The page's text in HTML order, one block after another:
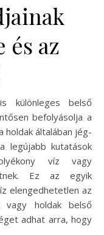
és az
különleges belső
befolyásolja a
holdak általában jég-
legújabb kutatások
víz vagy
Ez az egyik
elengedhetetlen az
vagy holdak belső
adhat arra, hogy